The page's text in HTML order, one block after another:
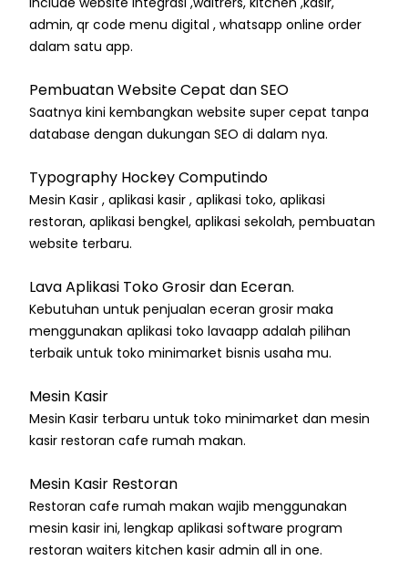
admin, qr code menu digital , whatsapp online order
dalam satu app.
Pembuatan Website Cepat dan SEO
Saatnya kini kembangkan website super cepat tanpa
database dengan dukungan SEO di dalam nya.
Typography Hockey Computindo
Mesin Kasir , aplikasi kasir , aplikasi toko, aplikasi
restoran, aplikasi bengkel, aplikasi sekolah, pembuatan
website terbaru.
Lava Aplikasi Toko Grosir dan Eceran.
Kebutuhan untuk penjualan eceran grosir maka
menggunakan aplikasi toko lavaapp adalah pilihan
terbaik untuk toko minimarket bisnis usaha mu.
Mesin Kasir
Mesin Kasir terbaru untuk toko minimarket dan mesin
kasir restoran cafe rumah makan.
Mesin Kasir Restoran
Restoran cafe rumah makan wajib menggunakan
mesin kasir ini, lengkap aplikasi software program
restoran waiters kitchen kasir admin all in one.